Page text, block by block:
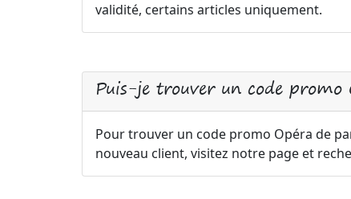
validité, certains articles uniquement.
Puis-je trouver un code
Pour trouver un code promo Opéra de
nouveau client, visitez notre page et